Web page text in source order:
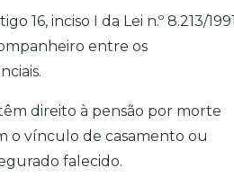
16, inciso I da Lei n.º 8.213/
entre os
direito à pensão por morte
o vínculo de casamento ou
falecido.